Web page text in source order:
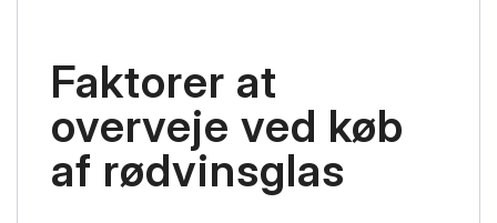
Faktorer at
overveje ved køb
af rødvinsglas